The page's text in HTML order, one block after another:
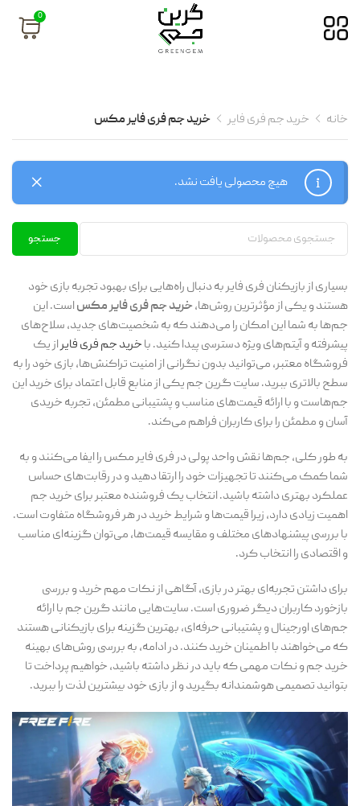
0
خانه خرید جم فری فایر خرید جم فری فایر مکس
هیچ محصولی یافت نشد.
جستجو
بسیاری از بازیکنان فری فایر به دنبال راه‌هایی برای بهبود تجربه بازی خود
هستند و یکی از مؤثرترین روش‌ها،خرید جم فری فایر مکساست. این
جم‌ها به شما این امکان را می‌دهند که به شخصیت‌های جدید، سلاح‌های
پیشرفته و آیتم‌های ویژه دسترسی پیدا کنید. باخرید جم فری فایراز یک
فروشگاه معتبر، می‌توانید بدون نگرانی از امنیت تراکنش‌ها، بازی خود را به
سطح بالاتری ببرید. سایت گرین جم یکی از منابع قابل اعتماد برای خرید این
جم‌هاست و با ارائه قیمت‌های مناسب و پشتیبانی مطمئن، تجربه خریدی
آسان و مطمئن را برای کاربران فراهم می‌کند.
به طور کلی، جم‌ها نقش واحد پولی در فری فایر مکس را ایفا می‌کنند و به
شما کمک می‌کنند تا تجهیزات خود را ارتقا دهید و در رقابت‌های حساس
عملکرد بهتری داشته باشید. انتخاب یک فروشنده معتبر برای خرید جم
اهمیت زیادی دارد، زیرا قیمت‌ها و شرایط خرید در هر فروشگاه متفاوت است.
با بررسی پیشنهادهای مختلف و مقایسه قیمت‌ها، می‌توان گزینه‌ای مناسب
و اقتصادی را انتخاب کرد.
برای داشتن تجربه‌ای بهتر در بازی، آگاهی از نکات مهم خرید و بررسی
بازخورد کاربران دیگر ضروری است. سایت‌هایی مانند گرین جم با ارائه
جم‌های اورجینال و پشتیبانی حرفه‌ای، بهترین گزینه برای بازیکنانی هستند
که می‌خواهند با اطمینان خرید کنند. در ادامه، به بررسی روش‌های بهینه
خرید جم و نکات مهمی که باید در نظر داشته باشید، خواهیم پرداخت تا
بتوانید تصمیمی هوشمندانه بگیرید و از بازی خود بیشترین لذت را ببرید.